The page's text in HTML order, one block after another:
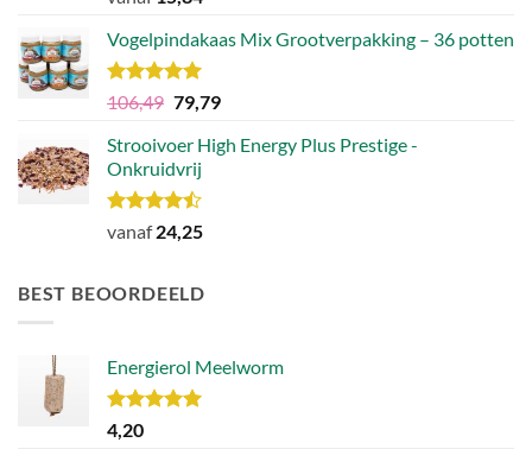
uit 5
Vogelpindakaas Mix Grootverpakking – 36 potten
Waardering
uit 5
106,49 Oorspronkelijke
was:
€106,49.
79,79Huidige
is:
Strooivoer High Energy Plus Prestige -
Onkruidvrij
Waardering
uit 5
vanaf24,25
BEST BEOORDEELD
Energierol Meelworm
Waardering
5.00
4,20